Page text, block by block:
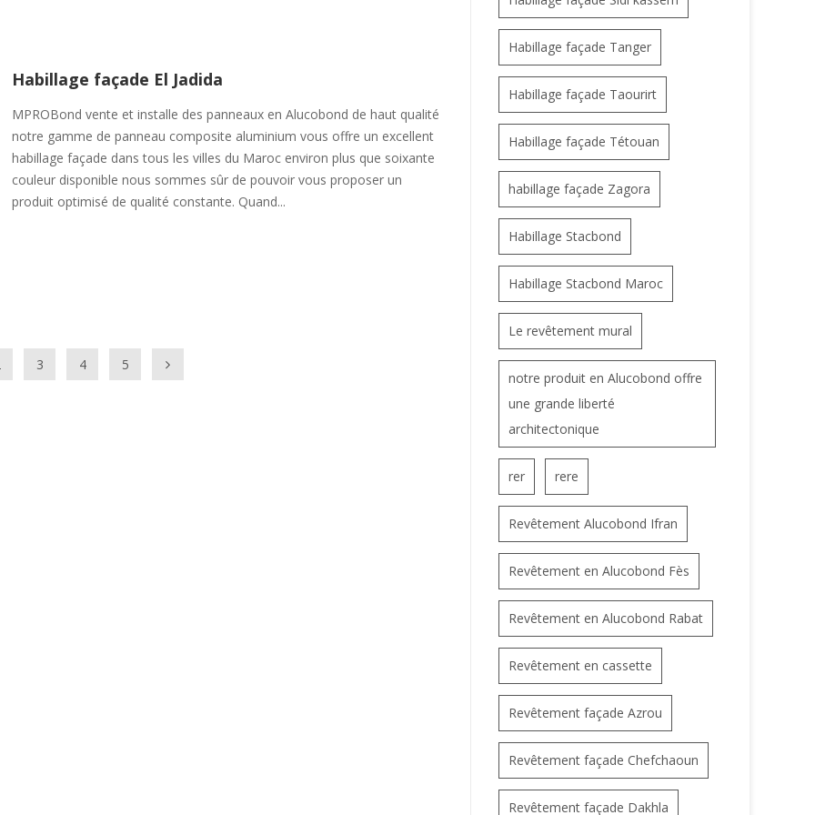
Habillage façade El Jadida
MPROBond vente et installe des panneaux en Alucobond de haut qualité
notre gamme de panneau composite aluminium vous offre un excellent
habillage façade dans tous les villes du Maroc environ plus que soixante
couleur disponible nous sommes sûr de pouvoir vous proposer un
produit optimisé de qualité constante. Quand...
3 4 5
Habillage façade Tanger
Habillage façade Taourirt
Habillage façade Tétouan
habillage façade Zagora
Habillage Stacbond
Habillage Stacbond Maroc
Le revêtement mural
notre produit en Alucobond offre
une grande liberté
architectonique
rer rere
Revêtement Alucobond Ifran
Revêtement en Alucobond Fès
Revêtement en Alucobond Rabat
Revêtement en cassette
Revêtement façade Azrou
Revêtement façade Chefchaoun
Revêtement façade Dakhla